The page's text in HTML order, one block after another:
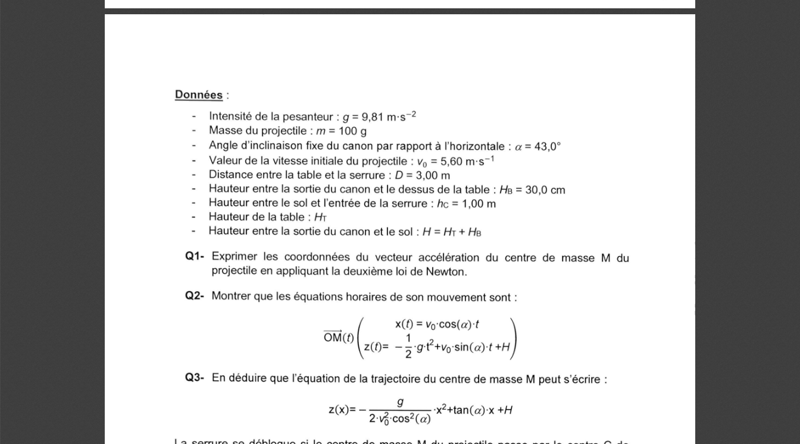
Données :
- Intensité de la pesanteur : g = 9,81 m?s-2
- Masse du projectile : m = 100 g
- Angle d'inclinaison fixe du canon par rapport à l'horizontale : a = 43,0°
Valeur de la vitesse initiale du projectile : vo = 5,60 m?s-1
-
Distance entre la table et la serrure : D = 3,00 m
- Hauteur entre la sortie du canon et le dessus de la table : HB = 30,0 cm
- Hauteur entre le sol et l'entrée de la serrure : hc = 1,00 m
- Hauteur de la table : HT
- Hauteur entre la sortie du canon et le sol : H = HT + H
Q1- Exprimer les coordonnées du vecteur accélération du centre de masse M du
projectile en appliquant la deuxième loi de Newton.
Q2- Montrer que les équations horaires de son mouvement sont :
x(t) = Vo cos(a) t
OM(? ,
Q3- En déduire que l'équation de la trajectoire du centre de masse M peut s'écrire :
g
z(x)= - -?x+tan(a) x+H
2 13. cos? (a)
La serrure se débloque si le centre de masse M du projectile passe par le centre C de